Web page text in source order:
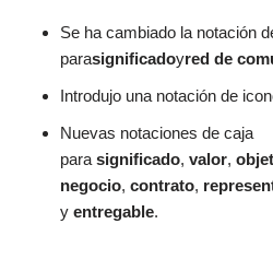
Se ha cambiado la notación
parasignificadoyred de
Introdujo una notación de
Nuevas notaciones de caja
para significado, valor,
negocio, contrato,
y entregable.